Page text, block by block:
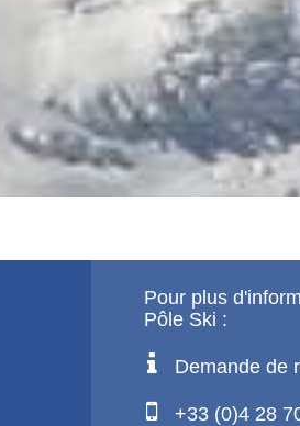
Pour plus
Pôle Ski :
Demande de
+33 (0)4 28